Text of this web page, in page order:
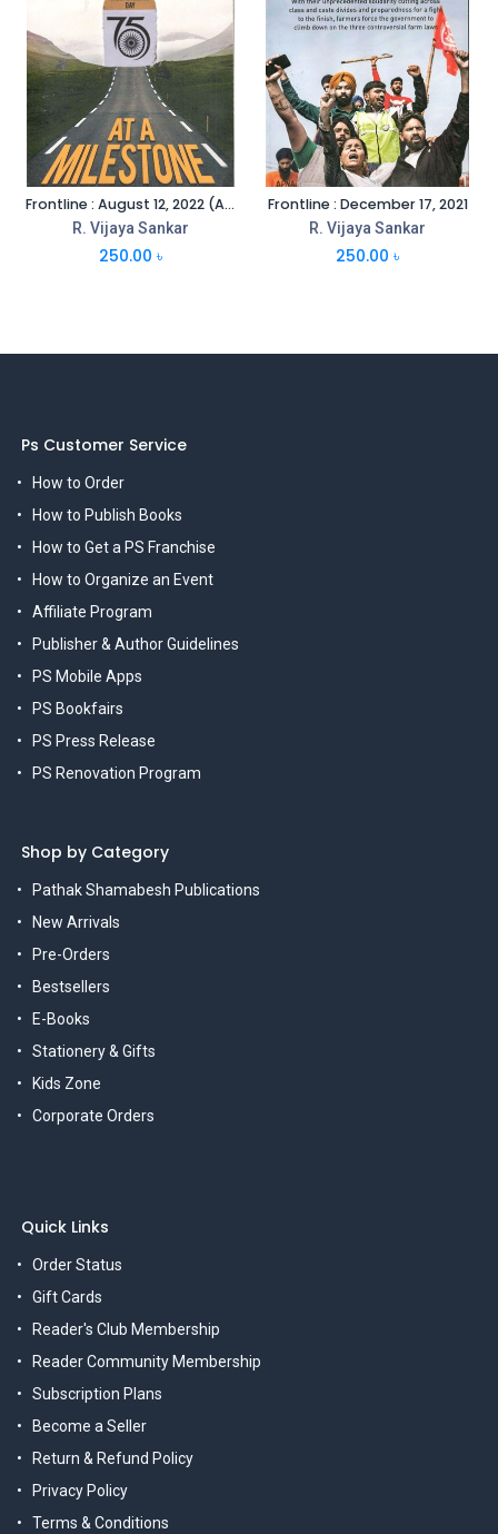
Frontline : August 12, 2022 (Anniversary Special)
R. Vijaya Sankar
250.00 ৳
Frontline : December 17, 2021
R. Vijaya Sankar
250.00 ৳
Ps Customer Service
How to Order
How to Publish Books
How to Get a PS Franchise
How to Organize an Event
Affiliate Program
Publisher & Author Guidelines
PS Mobile Apps
PS Bookfairs
PS Press Release
PS Renovation Program
Shop by Category
Pathak Shamabesh Publications
New Arrivals
Pre-Orders
Bestsellers
E-Books
Stationery & Gifts
Kids Zone
Corporate Orders
Quick Links
Order Status
Gift Cards
Reader's Club Membership
Reader Community Membership
Subscription Plans
Become a Seller
Return & Refund Policy
Privacy Policy
Terms & Conditions